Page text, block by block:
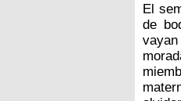
El
de